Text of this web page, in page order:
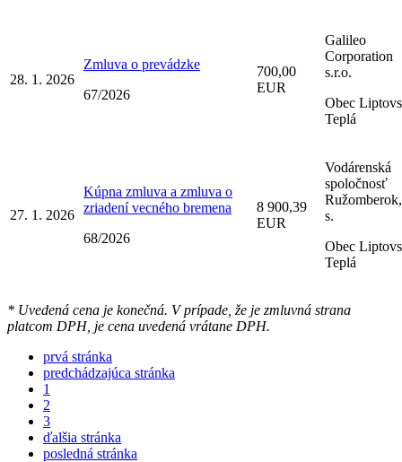
28. 1. 2026
Zmluva o prevádzke
67/2026
700,00
EUR
Galileo
Corporation
s.r.o.
Obec
Teplá
27. 1. 2026
Kúpna zmluva a zmluva o
zriadení vecného bremena
68/2026
8 900,39
EUR
Vodárenská
spoločnosť
s.
Obec
Teplá
* Uvedená cena je konečná. V prípade, že je zmluvná strana
platcom DPH, je cena uvedená vrátane DPH.
prvá stránka
predchádzajúca stránka
1
2
3
ďalšia stránka
posledná stránka